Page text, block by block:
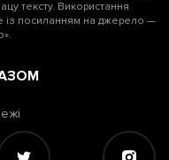
тексту. Використання
із посиланням на джерело —